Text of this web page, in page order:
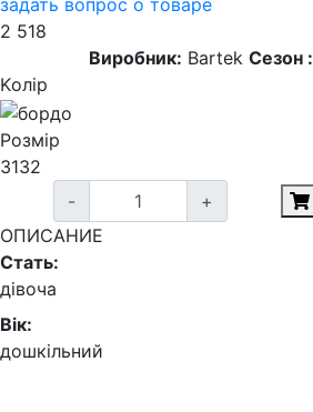
задать вопрос о товаре
2 518
Виробник: Bartek Сезон :
Kолір
Розмір
3132
-
+
ОПИСАНИЕ
Стать:
дівоча
Вік:
дошкільний